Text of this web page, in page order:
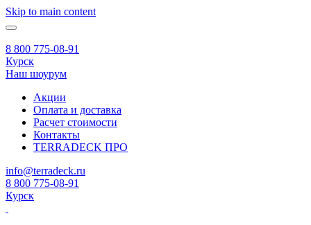
Skip to main content
8 800 775-08-91
Курск
Наш шоурум
Акции
Оплата и доставка
Расчет стоимости
Контакты
TERRADECK ПРО
info@terradeck.ru
8 800 775-08-91
Курск